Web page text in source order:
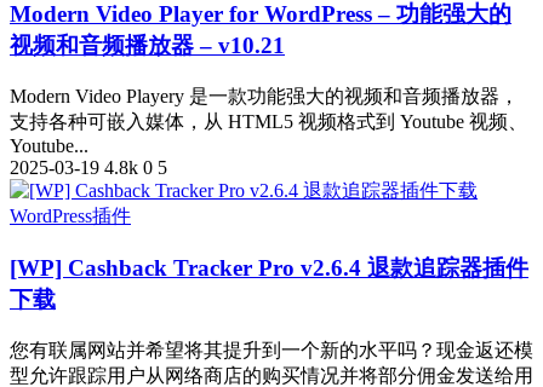
Modern Video Player for WordPress – 功能强大的
视频和音频播放器 – v10.21
Modern Video Playery 是一款功能强大的视频和音频播放器，
支持各种可嵌入媒体，从 HTML5 视频格式到 Youtube 视频、
Youtube...
2025-03-19 4.8k 0 5
WordPress插件
[WP] Cashback Tracker Pro v2.6.4 退款追踪器插件
下载
您有联属网站并希望将其提升到一个新的水平吗？现金返还模
型允许跟踪用户从网络商店的购买情况并将部分佣金发送给用